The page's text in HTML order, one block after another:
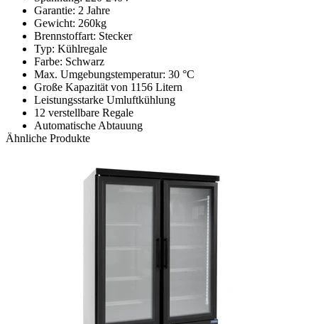
Garantie: 2 Jahre
Gewicht: 260kg
Brennstoffart: Stecker
Typ: Kühlregale
Farbe: Schwarz
Max. Umgebungstemperatur: 30 °C
Große Kapazität von 1156 Litern
Leistungsstarke Umluftkühlung
12 verstellbare Regale
Automatische Abtauung
Ähnliche Produkte